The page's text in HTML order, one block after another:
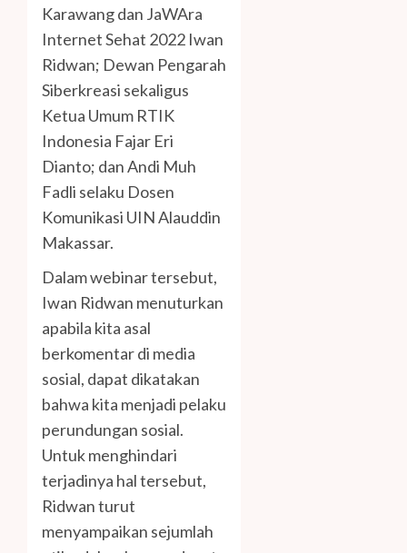
Karawang dan JaWAra
Internet Sehat 2022 Iwan
Ridwan; Dewan Pengarah
Siberkreasi sekaligus
Ketua Umum RTIK
Indonesia Fajar Eri
Dianto; dan Andi Muh
Fadli selaku Dosen
Komunikasi UIN Alauddin
Makassar.
Dalam webinar tersebut,
Iwan Ridwan menuturkan
apabila kita asal
berkomentar di media
sosial, dapat dikatakan
bahwa kita menjadi pelaku
perundungan sosial.
Untuk menghindari
terjadinya hal tersebut,
Ridwan turut
menyampaikan sejumlah